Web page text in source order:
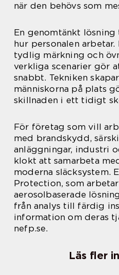
när den behövs som
En genomtänkt lösning
hur personalen
tydlig märkning och
verkliga scenarier gör
snabbt. Tekniken
människorna på plats
skillnaden i ett tidigt
För företag som vill
med brandskydd,
anläggningar, industri
klokt att samarbeta
moderna släcksystem.
Protection, som
aerosolbaserade
från analys till färdig
information om deras
nefp.se.
Läs fler